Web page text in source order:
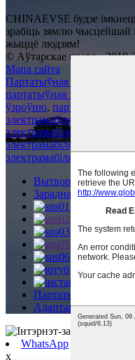
CHINAEVSE будзе
зрабіць зямлю чысцейшай
жыццё людзям!
© Аўтарскае права -
Мапа сайта
Партатыўная зарадная
партатыўная зарадная
ўзроўню, партатыўная
электрамабіляў
электрамабіляў
электрамабіляў
электрамабіляў тыпу 2
Вытворца зарадных
Зарадная прылада
Партатыўная
Адаптар Tesla на
WhatsApp
x